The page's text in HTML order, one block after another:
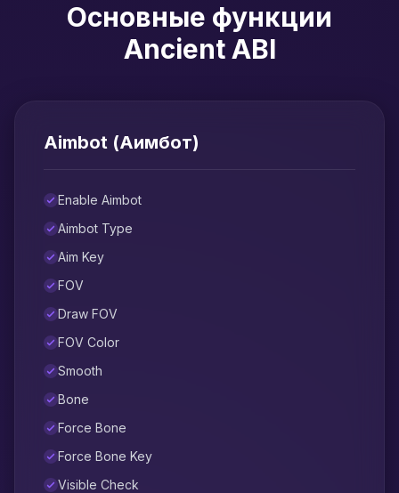
Основные функции
Ancient ABI
Aimbot (Аимбот)
Enable Aimbot
Aimbot Type
Aim Key
FOV
Draw FOV
FOV Color
Smooth
Bone
Force Bone
Force Bone Key
Visible Check